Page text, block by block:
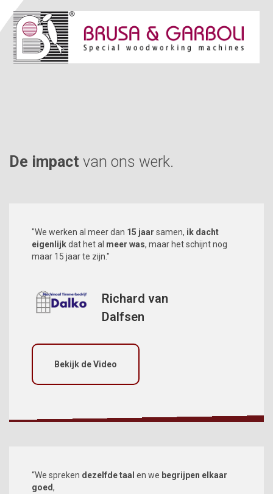
De impact van ons werk.
"We werken al meer dan 15 jaar samen, ik dacht
eigenlijkdat het al meer was, maar het schijnt nog
maar 15 jaar te zijn."
Richard van
Dalfsen
Bekijk de Video
“We spreken dezelfde taal en we begrijpen elkaar
goed,